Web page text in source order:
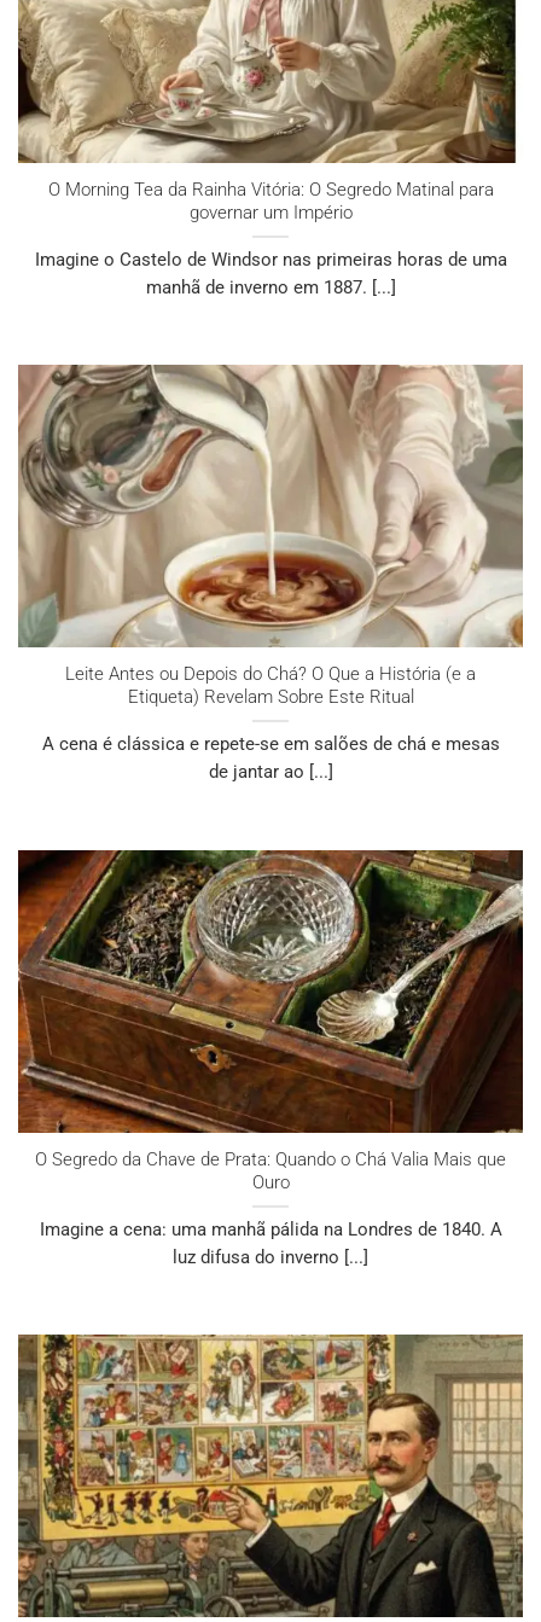
O Morning Tea da Rainha Vitória: O Segredo Matinal para
governar um Império
Imagine o Castelo de Windsor nas primeiras horas de uma
manhã de inverno em 1887. [...]
Leite Antes ou Depois do Chá? O Que a História (e a
Etiqueta) Revelam Sobre Este Ritual
A cena é clássica e repete-se em salões de chá e mesas
de jantar ao [...]
O Segredo da Chave de Prata: Quando o Chá Valia Mais que
Ouro
Imagine a cena: uma manhã pálida na Londres de 1840. A
luz difusa do inverno [...]